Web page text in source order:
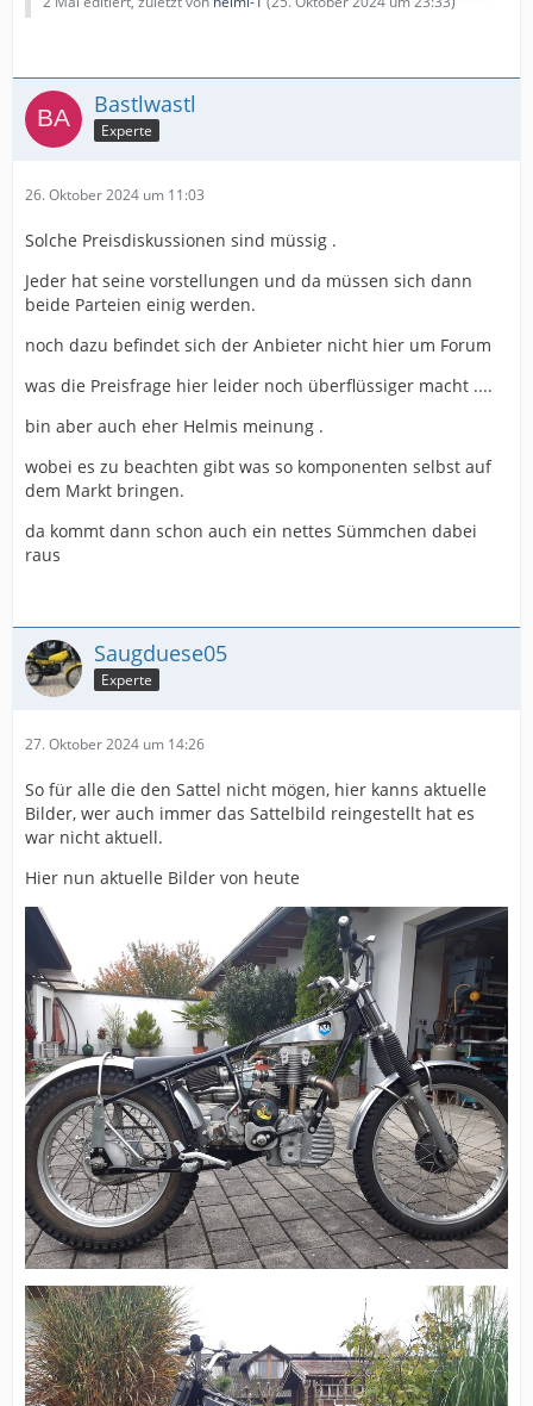
Bastlwastl
Experte
26. Oktober 2024 um 11:03
Solche Preisdiskussionen sind müssig .
Jeder hat seine vorstellungen und da müssen sich dann
beide Parteien einig werden.
noch dazu befindet sich der Anbieter nicht hier um Forum
was die Preisfrage hier leider noch überflüssiger macht ....
bin aber auch eher Helmis meinung .
wobei es zu beachten gibt was so komponenten selbst auf
dem Markt bringen.
da kommt dann schon auch ein nettes Sümmchen dabei
raus
Saugduese05
Experte
27. Oktober 2024 um 14:26
So für alle die den Sattel nicht mögen, hier kanns aktuelle
Bilder, wer auch immer das Sattelbild reingestellt hat es
war nicht aktuell.
Hier nun aktuelle Bilder von heute